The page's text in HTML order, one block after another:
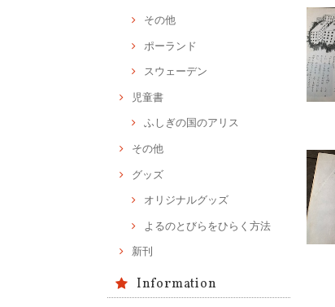
その他
ポーランド
スウェーデン
児童書
ふしぎの国のアリス
その他
グッズ
オリジナルグッズ
よるのとびらをひらく方法
新刊
Information